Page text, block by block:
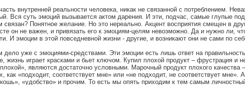
внутренней реальности человека, никак не связанной с потреблением.
суть эмоций вызывается актом дарения. И эти, подчас, самые глупые
Понятное желание. Но это нереально. Акцент восприятия смещен в
он не важен, и привязать его к эмоциям-целям невозможно. Да и нужно ли,
И эмоции в этой повседневной жизни - другие, и возникают они не сами по
уже с эмоциями-средствами. Эти эмоции есть лишь ответ на
играет красками и бьет ключом. Купил плохой продукт – фрустрация и
являются достаточно условными. Марочный продукт плохого качества
«подходит, соответствует мне» или «не подходит, не соответствует мне».
«удобство» и прочим. То есть мы опять приходим к тем самым